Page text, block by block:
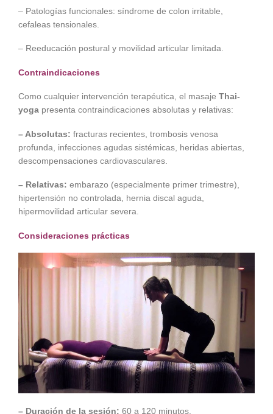
– Patologías funcionales: síndrome de colon irritable,
cefaleas tensionales.
– Reeducación postural y movilidad articular limitada.
Contraindicaciones
Como cualquier intervención terapéutica, el masaje Thai-
yoga presenta contraindicaciones absolutas y relativas:
– Absolutas: fracturas recientes, trombosis venosa
profunda, infecciones agudas sistémicas, heridas abiertas,
descompensaciones cardiovasculares.
– Relativas: embarazo (especialmente primer trimestre),
hipertensión no controlada, hernia discal aguda,
hipermovilidad articular severa.
Consideraciones prácticas
– Duración de la sesión: 60 a 120 minutos.